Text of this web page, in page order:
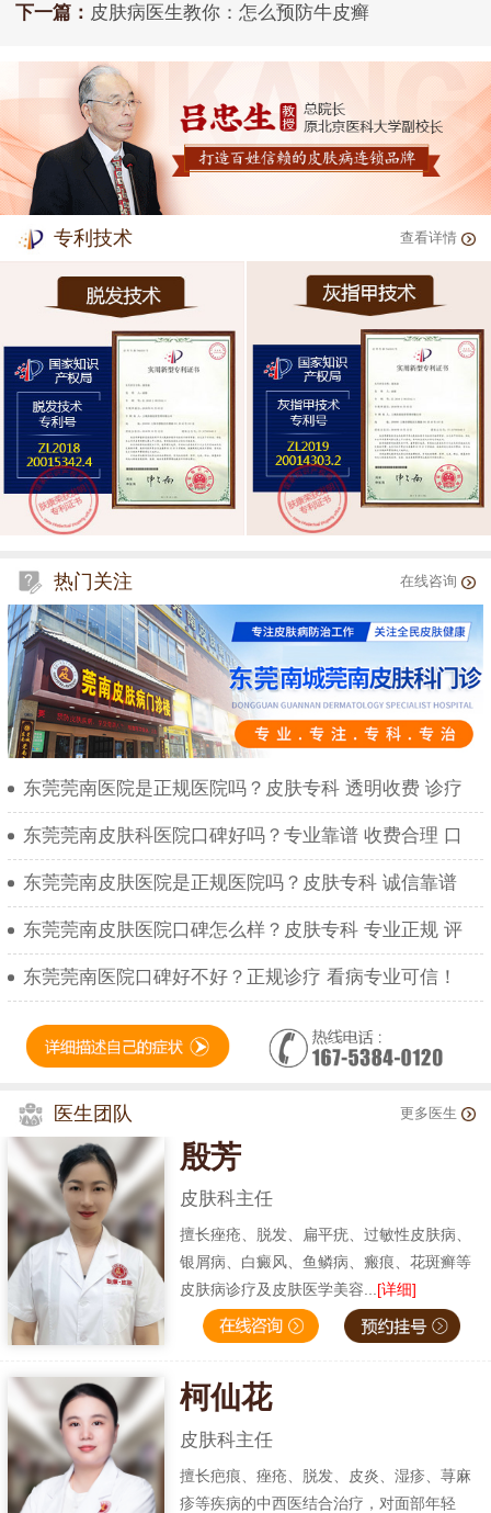
下一篇： 皮肤病医生教你：怎么预防牛皮癣
专利技术 查看详情
热门关注 在线咨询
东莞莞南医院是正规医院吗？皮肤专科 透明收费 诊疗
东莞莞南皮肤科医院口碑好吗？专业靠谱 收费合理 口
东莞莞南皮肤医院是正规医院吗？皮肤专科 诚信靠谱
东莞莞南皮肤医院口碑怎么样？皮肤专科 专业正规 评
东莞莞南医院口碑好不好？正规诊疗 看病专业可信！
医生团队 更多医生
殷芳
皮肤科主任
擅长痤疮、脱发、扁平疣、过敏性皮肤病、
银屑病、白癜风、鱼鳞病、瘢痕、花斑癣等
皮肤病诊疗及皮肤医学美容... [详细]
柯仙花
皮肤科主任
擅长疤痕、痤疮、脱发、皮炎、湿疹、荨麻
疹等疾病的中西医结合治疗，对面部年轻